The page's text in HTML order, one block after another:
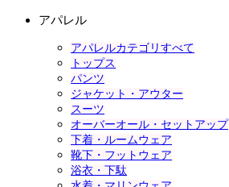
アパレル
アパレルカテゴリすべて
トップス
パンツ
ジャケット・アウター
スーツ
オーバーオール・セットアップ
下着・ルームウェア
靴下・フットウェア
浴衣・下駄